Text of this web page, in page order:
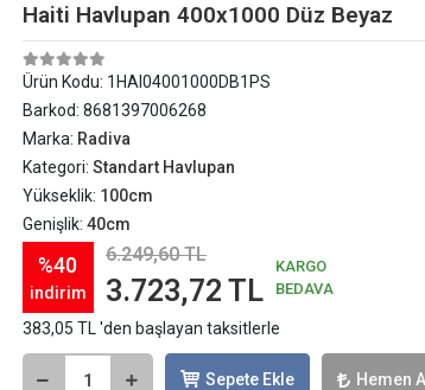
Haiti Havlupan 400x1000 Düz Beyaz
Ürün Kodu: 1HAI04001000DB1PS
Barkod: 8681397006268
Marka: Radiva
Kategori: Standart Havlupan
Yükseklik: 100cm
Genişlik: 40cm
%40
indirim
6.249,60 TL
3.723,72 TL
KARGO
BEDAVA
383,05 TL 'den başlayan taksitlerle
Sepete Ekle Hemen Al